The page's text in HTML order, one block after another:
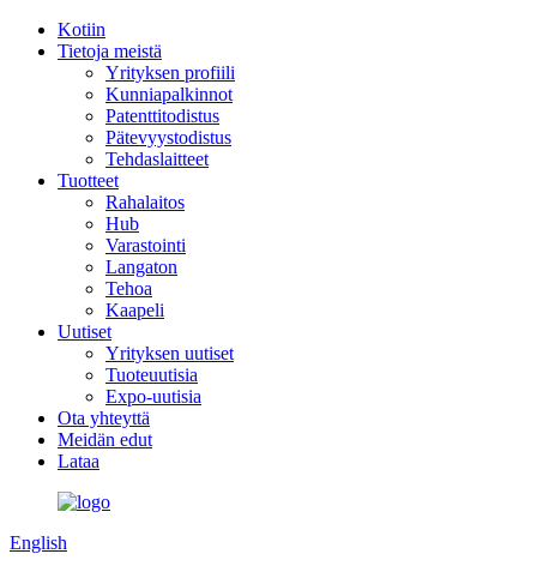
Kotiin
Tietoja meistä
Yrityksen profiili
Kunniapalkinnot
Patenttitodistus
Pätevyystodistus
Tehdaslaitteet
Tuotteet
Rahalaitos
Hub
Varastointi
Langaton
Tehoa
Kaapeli
Uutiset
Yrityksen uutiset
Tuoteuutisia
Expo-uutisia
Ota yhteyttä
Meidän edut
Lataa
English